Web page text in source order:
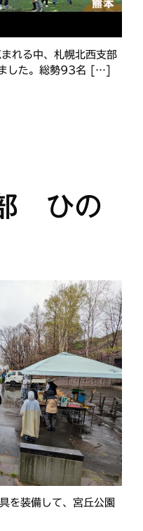
れる中、札幌北西支部
した。総勢93名 […]
ひの
を装備して、宮丘公園